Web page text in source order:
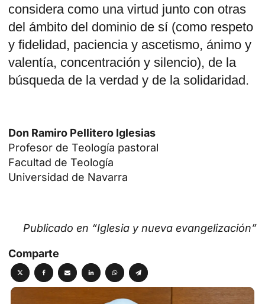
considera como una virtud junto con otras
del ámbito del dominio de sí (como respeto
y fidelidad, paciencia y ascetismo, ánimo y
valentía, concentración y silencio), de la
búsqueda de la verdad y de la solidaridad.
Don Ramiro Pellitero Iglesias
Profesor de Teología pastoral
Facultad de Teología
Universidad de Navarra
Publicado en “Iglesia y nueva evangelización”
Comparte